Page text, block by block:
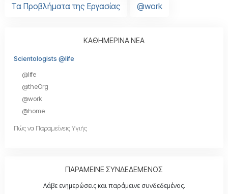
Τα Προβλήματα της Εργασίας @work
ΚΑΘΗΜΕΡΙΝΑ ΝΕΑ
Scientologists @life
@life
@theOrg
@work
@home
Πώς να Παραμείνεις Υγιής
ΠΑΡΑΜΕΙΝΕ ΣΥΝΔΕΔΕΜΕΝΟΣ
Λάβε ενημερώσεις και παράμεινε συνδεδεμένος.